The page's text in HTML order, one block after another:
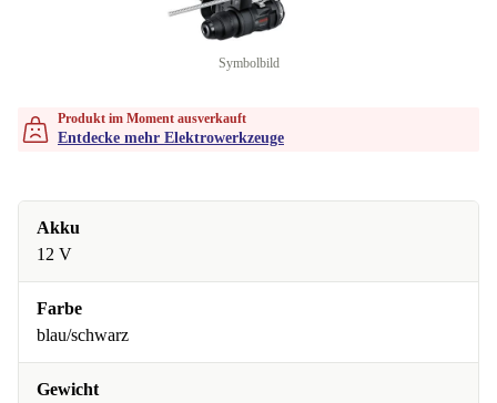
Symbolbild
Produkt im Moment ausverkauft
Entdecke mehr Elektrowerkzeuge
Akku
12 V
Farbe
blau/schwarz
Gewicht